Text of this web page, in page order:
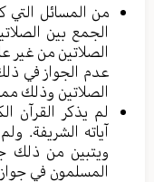
من المسائل التي
الجمع بين
الصلاتين من غير
عدم الجواز في
الصلاتين وذلك
لم يذكر القرآن
آياته الشريفة.
ويتبين من ذلك
المسلمون في